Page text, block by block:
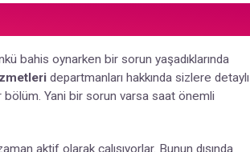
bahis oynarken bir sorun yaşadıklarında
departmanları hakkında sizlere detaylı
Yani bir sorun varsa saat önemli
aktif olarak çalışıyorlar. Bunun dışında